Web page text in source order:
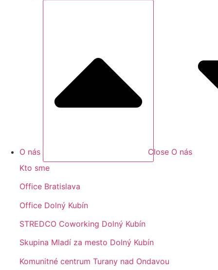
O nás
Close O nás
Kto sme
Office Bratislava
Office Dolný Kubín
STREDCO Coworking Dolný Kubín
Skupina Mladí za mesto Dolný Kubín
Komunitné centrum Turany nad Ondavou